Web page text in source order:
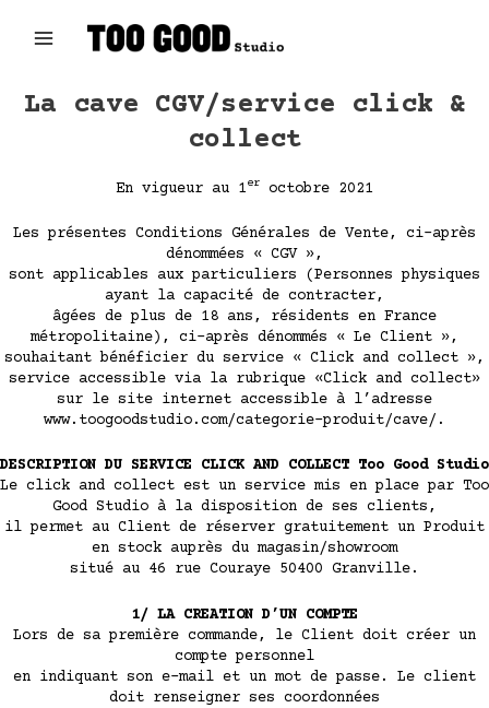
contenu
Menu
La cave CGV/service click &
collect
En vigueur au 1er octobre 2021
Les présentes Conditions Générales de Vente, ci-après
dénommées « CGV »,
sont applicables aux particuliers (Personnes physiques
ayant la capacité de contracter,
âgées de plus de 18 ans, résidents en France
métropolitaine), ci-après dénommés « Le Client »,
souhaitant bénéficier du service « Click and collect »,
service accessible via la rubrique «Click and collect»
sur le site internet accessible à l’adresse
www.toogoodstudio.com/categorie-produit/cave/.
DESCRIPTION DU SERVICE CLICK AND COLLECT Too Good Studio
Le click and collect est un service mis en place par Too
Good Studio à la disposition de ses clients,
il permet au Client de réserver gratuitement un Produit
en stock auprès du magasin/showroom
situé au 46 rue Couraye 50400 Granville.
1/ LA CREATION D’UN COMPTE
Lors de sa première commande, le Client doit créer un
compte personnel
en indiquant son e-mail et un mot de passe. Le client
doit renseigner ses coordonnées